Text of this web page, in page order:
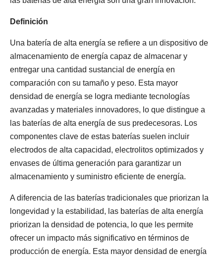
Definición
Una batería de alta energía se refiere a un dispositivo de
almacenamiento de energía capaz de almacenar y
entregar una cantidad sustancial de energía en
comparación con su tamaño y peso. Esta mayor
densidad de energía se logra mediante tecnologías
avanzadas y materiales innovadores, lo que distingue a
las baterías de alta energía de sus predecesoras. Los
componentes clave de estas baterías suelen incluir
electrodos de alta capacidad, electrolitos optimizados y
envases de última generación para garantizar un
almacenamiento y suministro eficiente de energía.
A diferencia de las baterías tradicionales que priorizan la
longevidad y la estabilidad, las baterías de alta energía
priorizan la densidad de potencia, lo que les permite
ofrecer un impacto más significativo en términos de
producción de energía. Esta mayor densidad de energía